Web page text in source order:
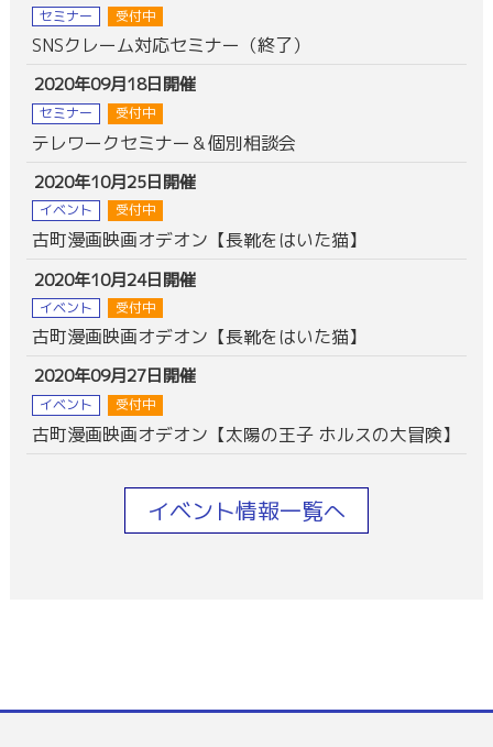
セミナー 受付中
SNSクレーム対応セミナー（終了）
2020年09月18日開催
セミナー 受付中
テレワークセミナー＆個別相談会
2020年10月25日開催
イベント 受付中
古町漫画映画オデオン【長靴をはいた猫】
2020年10月24日開催
イベント 受付中
古町漫画映画オデオン【長靴をはいた猫】
2020年09月27日開催
イベント 受付中
古町漫画映画オデオン【太陽の王子 ホルスの大冒険】
イベント情報一覧へ